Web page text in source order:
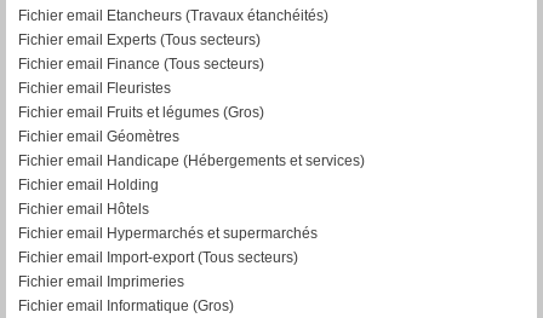
Fichier email Etancheurs (Travaux étanchéités)
Fichier email Experts (Tous secteurs)
Fichier email Finance (Tous secteurs)
Fichier email Fleuristes
Fichier email Fruits et légumes (Gros)
Fichier email Géomètres
Fichier email Handicape (Hébergements et services)
Fichier email Holding
Fichier email Hôtels
Fichier email Hypermarchés et supermarchés
Fichier email Import-export (Tous secteurs)
Fichier email Imprimeries
Fichier email Informatique (Gros)